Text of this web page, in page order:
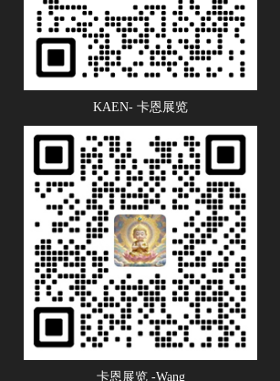
KAEN- 卡恩展览
卡恩展览 -Wang